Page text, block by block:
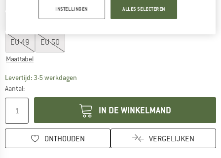
EU44 EU45 EU46 EU47 EU48
EU49 EU50
Maattabel
Levertijd: 3-5 werkdagen
Aantal:
IN DE WINKELMAND
ONTHOUDEN VERGELIJKEN
INSTELLINGEN ALLES SELECTEREN